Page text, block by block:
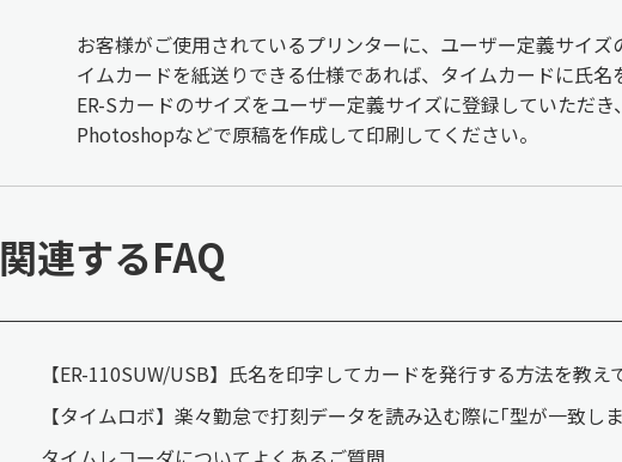
お客様がご使用されているプリンターに、ユーザー定義サイ
イムカードを紙送りできる仕様であれば、タイムカードに氏名
ER-Sカードのサイズをユーザー定義サイズに登録していただ
Photoshopなどで原稿を作成して印刷してください。
関連するFAQ
【ER-110SUW/USB】氏名を印字してカードを発行する方法を教え
【タイムロボ】楽々勤怠で打刻データを読み込む際に｢型が一致し